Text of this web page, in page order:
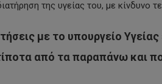
της υγείας του, με κίνδυνο
με το υπουργείο
από τα παραπάνω και